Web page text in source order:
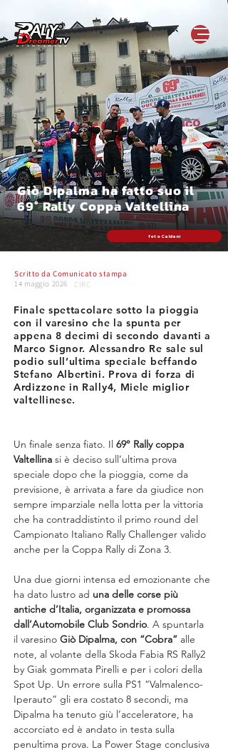
Giò Dipalma ha fatto suo il
69° Rally Coppa Valtellina
foto Caldani
Scritto daComunicato stampa
14 maggio 2026
CIRC
Finale spettacolare sotto la pioggia
con il varesino che la spunta per
appena 8 decimi di secondo davanti a
Marco Signor. Alessandro Re sale sul
podio sull’ultima speciale beffando
Stefano Albertini. Prova di forza di
Ardizzone in Rally4, Miele miglior
valtellinese.
Un finale senza fiato. Il 69° Rally coppa
Valtellina si è deciso sull’ultima prova
speciale dopo che la pioggia, come da
previsione, è arrivata a fare da giudice non
sempre imparziale nella lotta per la vittoria
che ha contraddistinto il primo round del
Campionato Italiano Rally Challenger valido
anche per la Coppa Rally di Zona 3.
Una due giorni intensa ed emozionante che
ha dato lustro ad una delle corse più
antiche d’Italia, organizzata e promossa
dall’Automobile Club Sondrio. A spuntarla
il varesino Giò Dipalma, con “Cobra” alle
note, al volante della Skoda Fabia RS Rally2
by Giak gommata Pirelli e per i colori della
Spot Up. Un errore sulla PS1 “Valmalenco-
Iperauto” gli era costato 8 secondi, ma
Dipalma ha tenuto giù l’acceleratore, ha
accorciato ed è andato in testa sulla
penultima prova. La Power Stage conclusiva